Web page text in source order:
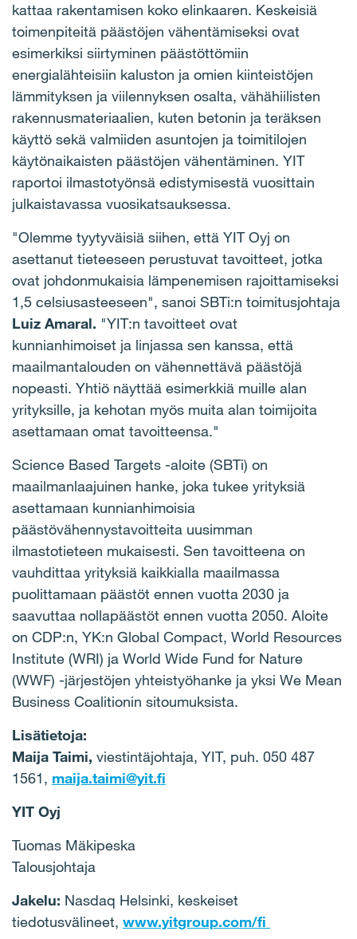
kattaa rakentamisen koko elinkaaren. Keskeisiä
toimenpiteitä päästöjen vähentämiseksi ovat
esimerkiksi siirtyminen päästöttömiin
energialähteisiin kaluston ja omien kiinteistöjen
lämmityksen ja viilennyksen osalta, vähähiilisten
rakennusmateriaalien, kuten betonin ja teräksen
käyttö sekä valmiiden asuntojen ja toimitilojen
käytönaikaisten päästöjen vähentäminen. YIT
raportoi ilmastotyönsä edistymisestä vuosittain
julkaistavassa vuosikatsauksessa.
"Olemme tyytyväisiä siihen, että YIT Oyj on
asettanut tieteeseen perustuvat tavoitteet, jotka
ovat johdonmukaisia lämpenemisen rajoittamiseksi
1,5 celsiusasteeseen", sanoi SBTi:n toimitusjohtaja
Luiz Amaral. "YIT:n tavoitteet ovat
kunnianhimoiset ja linjassa sen kanssa, että
maailmantalouden on vähennettävä päästöjä
nopeasti. Yhtiö näyttää esimerkkiä muille alan
yrityksille, ja kehotan myös muita alan toimijoita
asettamaan omat tavoitteensa."
Science Based Targets -aloite (SBTi) on
maailmanlaajuinen hanke, joka tukee yrityksiä
asettamaan kunnianhimoisia
päästövähennystavoitteita uusimman
ilmastotieteen mukaisesti. Sen tavoitteena on
vauhdittaa yrityksiä kaikkialla maailmassa
puolittamaan päästöt ennen vuotta 2030 ja
saavuttaa nollapäästöt ennen vuotta 2050. Aloite
on CDP:n, YK:n Global Compact, World Resources
Institute (WRI) ja World Wide Fund for Nature
(WWF) -järjestöjen yhteistyöhanke ja yksi We Mean
Business Coalitionin sitoumuksista.
Lisätietoja:
Maija Taimi, viestintäjohtaja, YIT, puh. 050 487
1561, maija.taimi@yit.fi
YIT Oyj
Tuomas Mäkipeska
Talousjohtaja
Jakelu: Nasdaq Helsinki, keskeiset
tiedotusvälineet, www.yitgroup.com/fi